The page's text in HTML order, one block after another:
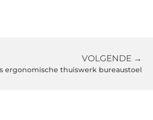
VOLGENDE →
ergonomische thuiswerk bureaustoel